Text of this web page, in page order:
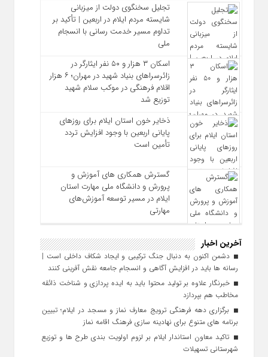
تجلیل سخنگوی دولت از میزبانی
شایسته مردم ایلام در اربعین | تأکید بر
تداوم مسیر خدمت‌ رسانی با انسجام
ملی
اسکان ۳ هزار و ۵۰ نفر ایثارگر در
زائرسراهای بنیاد شهید در مهران؛ ۶ هزار
اقلام فرهنگی در موکب سلام شهید
توزیع شد
ذخایر خون استان ایلام برای روزهای
پایانی اربعین با وجود افزایش تردد
تأمین است
گسترش همکاری‌ های آموزش و
پرورش و دانشگاه ملی مهارت استان
ایلام در مسیر توسعه آموزش‌های
مهارتی
آخرین اخبار
دشمن اکنون به دنبال جنگ ترکیبی و ایجاد شکاف داخلی است |
رسانه‌ ها باید در افزایش آگاهی و انسجام جامعه نقش‌ آفرینی کنند
خبرنگار علاوه بر تولید محتوا باید به ایده‌ پردازی و شناخت ذائقه
مخاطب هم بپردازد
برگزاری دهه فرهنگی ترویج معارف نماز و مسجد در ایلام؛ تبیین
برنامه‌ های متنوع برای نهادینه‌ سازی فرهنگ اقامه نماز
تاکید معاون استاندار ایلام بر لزوم اولویت‌ بندی طرح‌ ها و توزیع
شهرستانی تسهیلات